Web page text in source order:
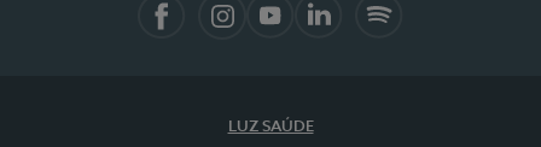
LUZ SAÚDE